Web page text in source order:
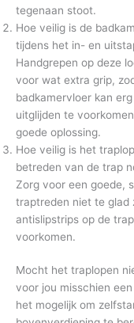
tegenaan stoot.
Hoe veilig is de
tijdens het in- en
Handgrepen op deze
voor wat extra grip,
badkamervloer kan
uitglijden te
goede oplossing.
Hoe veilig is het
betreden van de trap
Zorg voor een goede,
traptreden niet te glad
antislipstrips op de
voorkomen.
Mocht het traplopen
voor jou misschien
het mogelijk om